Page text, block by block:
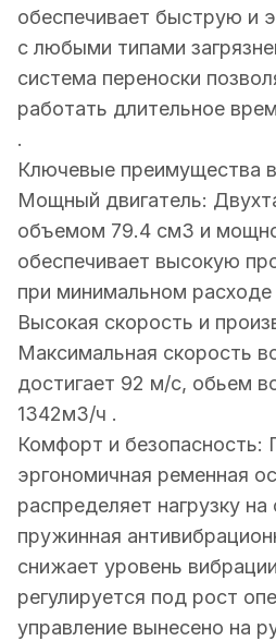
обеспечивает быструю и
с любыми типами
система переноски
работать длительное
.
Ключевые преимущества
Мощный двигатель:
объемом 79.4 см3 и
обеспечивает высокую
при минимальном расходе
Высокая скорость и
Максимальная скорость
достигает 92 м/с, обьем
1342м3/ч .
Комфорт и безопасность:
эргономичная ременная
распределяет нагрузку
пружинная
снижает уровень
регулируется под рост
управление вынесено на